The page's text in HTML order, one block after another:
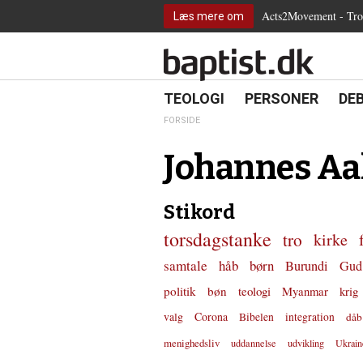
gå
for
6.0:
Internationalt
Læs mere om Acts2Movement -
18.0:
TEOLOGI 19.0:
PERSONER
FORSIDE
Johannes
Stikord
torsdagstanke tro kirke
samtale håb børn Burundi Gud
politik
bøn teologi Myanmar krig
valg
Corona Bibelen integration dåb
menighedsliv
uddannelse udvikling